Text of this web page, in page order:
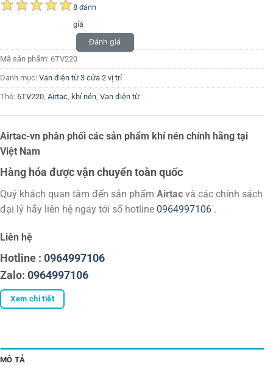
8 đánh
giá
Đánh giá
Mã sản phẩm: 6TV220
Danh mục: Van điện từ 3 cửa 2 vị trí
Thẻ: 6TV220, Airtac, khí nén, Van điện từ
Airtac-vn phân phối các sản phẩm khí nén chính hãng tại
Việt Nam
Hàng hóa được vận chuyển toàn quốc
Quý khách quan tâm đến sản phẩm Airtac và các chính sách
đại lý hãy liên hệ ngay tới số hotline 0964997106 .
Liên hệ
Hotline : 0964997106
Zalo: 0964997106
Xem chi tiết
MÔ TẢ